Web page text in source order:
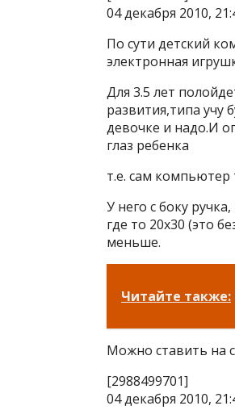
04 декабря 2010,
По сути детский
электронная
Для 3.5 лет
развития,типа учу
девочке и надо.И
глаз ребенка
т.е. сам компьютер
У него с боку
где то 20х30 (это
меньше.
Читайте также:
Можно ставить на
[2988499701]
04 декабря 2010,